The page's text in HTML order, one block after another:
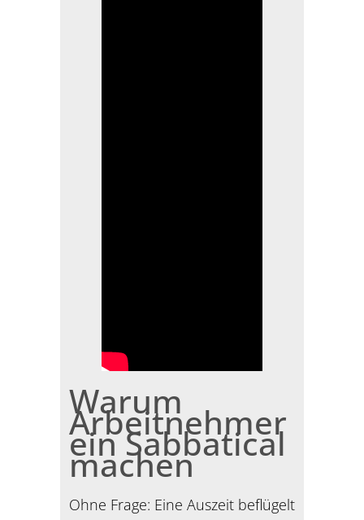
Warum
Arbeitnehmer
ein Sabbatical
machen
Ohne Frage: Eine Auszeit beflügelt